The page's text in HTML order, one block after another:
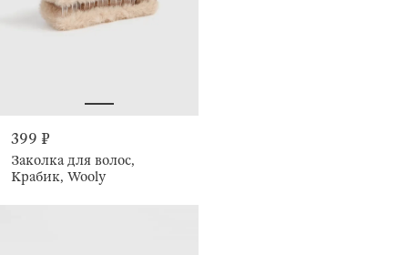
399 ₽
Заколка для волос,
Крабик, Wooly